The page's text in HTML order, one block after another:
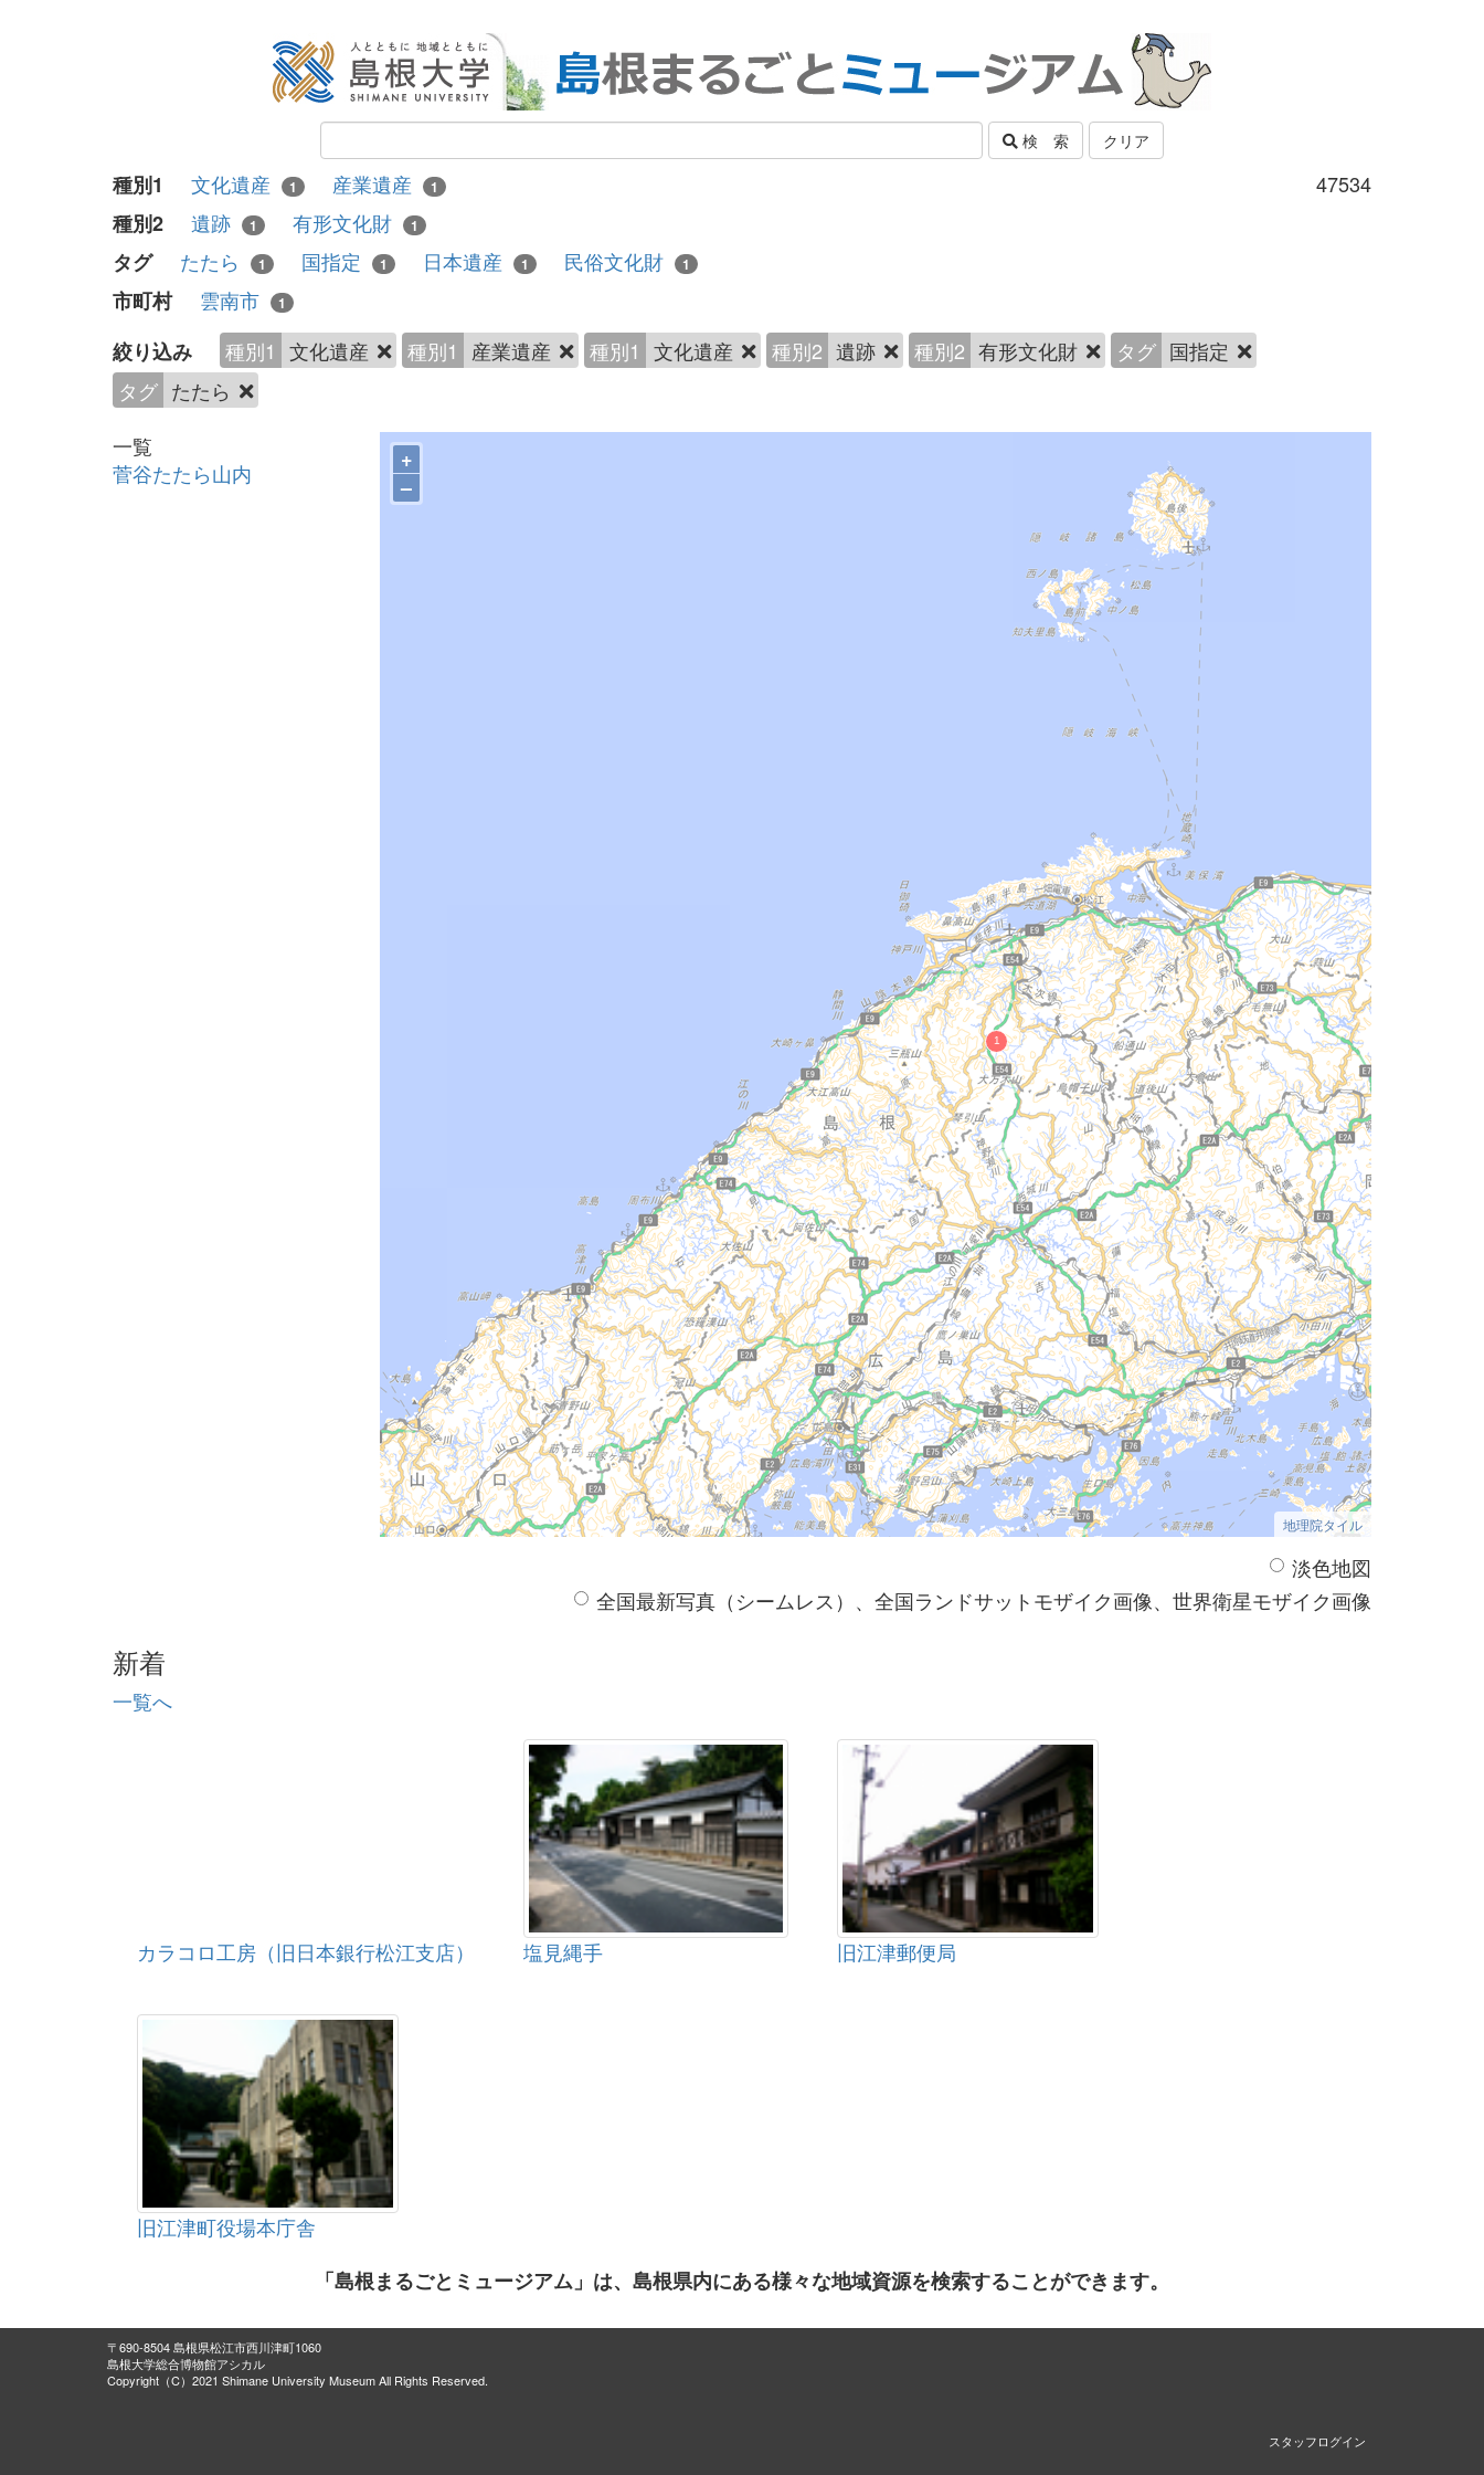
検 索 クリア
47534
種別1 文化遺産 1 産業遺産 1
種別2 遺跡 1 有形文化財 1
タグ たたら 1 国指定 1 日本遺産 1 民俗文化財 1
市町村 雲南市 1
絞り込み 種別1 文化遺産 種別1 産業遺産 種別1 文化遺産 種別2 遺跡 種別2 有形文化財 タグ 国指定
タグ たたら
一覧
菅谷たたら山内
+
–
地理院タイル
淡色地図
全国最新写真（シームレス）、全国ランドサットモザイク画像、世界衛星モザイク画像
新着
一覧へ
カラコロ工房（旧日本銀行松江支店） 塩見縄手 旧江津郵便局
旧江津町役場本庁舎
「島根まるごとミュージアム」は、島根県内にある様々な地域資源を検索することができます。
〒690-8504 島根県松江市西川津町1060
島根大学総合博物館アシカル
Copyright（C）2021 Shimane University Museum All Rights Reserved.
スタッフログイン